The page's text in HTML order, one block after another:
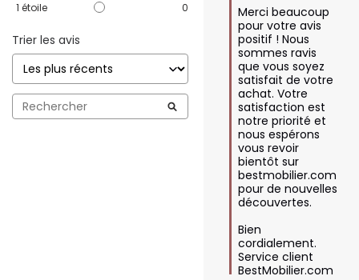
1 étoile 0
Trier les avis
Merci beaucoup
pour votre avis
positif ! Nous
sommes ravis
que vous soyez
satisfait de votre
achat. Votre
satisfaction est
notre priorité et
nous espérons
vous revoir
bientôt sur
bestmobilier.com
pour de nouvelles
découvertes.
Bien
cordialement.
Service client
BestMobilier.com